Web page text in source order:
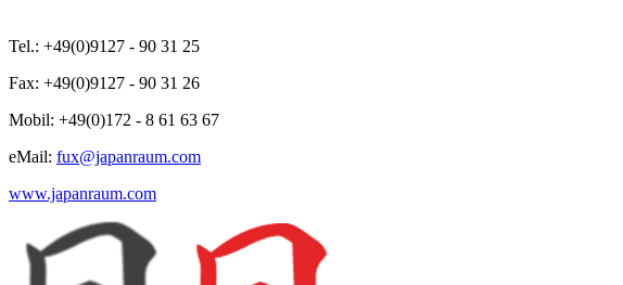
Tel.: +49(0)9127 - 90 31 25
Fax: +49(0)9127 - 90 31 26
Mobil: +49(0)172 - 8 61 63 67
eMail: fux@japanraum.com
www.japanraum.com